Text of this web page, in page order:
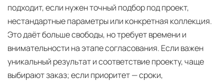
подходит, если нужен точный подбор под проект,
нестандартные параметры или конкретная коллекция.
Это даёт больше свободы, но требует времени и
внимательности на этапе согласования. Если важен
уникальный результат и соответствие проекту, чаще
выбирают заказ; если приоритет — сроки,